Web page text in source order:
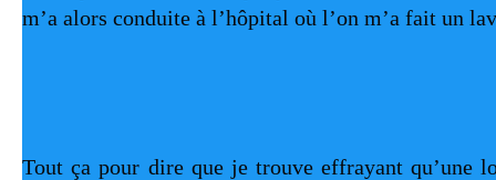
m’a alors conduite à l’hôpital où l’on m’a fait un
Tout ça pour dire que je trouve effrayant qu’une